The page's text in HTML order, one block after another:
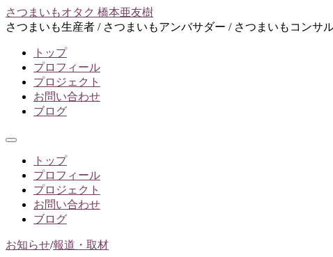
コ
ン
プ
さつまいもオタク 橋本亜友樹
さつまいも生産者 / さつまいもアンバサダー / さつまいもコンサ
トップ
プロフィール
プロジェクト
お問い合わせ
ブログ
メ
トップ
プロフィール
プロジェクト
お問い合わせ
ブログ
お知らせ/報道・取材